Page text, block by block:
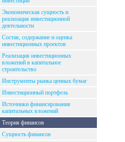
Экономическая сущность и
реализация инвестиционной
деятельности
Состав, содержание и оценка
инвестиционных проектов
Реализация инвестиционных
вложений в капитальное
строительство
Инструменты рынка ценных бумаг
Инвестиционный портфель
Источники финансирования
капитальных вложений
Теория финансов
Сущность финансов